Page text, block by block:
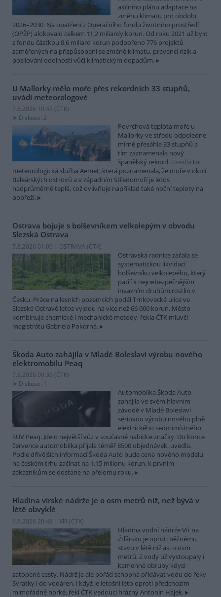
akčního plánu adaptace na
změnu klimatu pro období
2026–2030. Na opatření z Operačního fondu životního prostředí
(OPŽP) alokovalo celkem 11,2 miliardy korun. Od roku 2021 už bylo
z fondu částkou 8,6 miliard korun podpořeno 776 projektů
zaměřených na přizpůsobení se změně klimatu, prevenci rizik a
posilování odolnosti vůči klimatickým dopadům.
U Mallorky mělo moře přes rekordních 33 stupňů,
uvádí meteorologové
7.8.2026 10:45 (ČTK)
Diskuse: 2
Povrchová teplota moře u
Mallorky ve středu odpoledne
mírně přesáhla 33 stupňů a
tím zaznamenala nový
španělský rekord. Uvedla to
meteorologická služba Aemet, která poznamenala, že moře v okolí
Baleárských ostrovů a v západním Středomoří je letos
nadprůměrně teplé, což ovlivňuje například také noční teploty na
pobřeží.
Ostrava bojuje s bolševníkem velkolepým v obvodu
Slezská Ostrava
7.8.2026 01:09 | OSTRAVA (ČTK)
Ostravská radnice začala se
systematickou likvidací
bolševníku velkolepého, který
patří k nejnebezpečnějším
invazním druhům rostlin v
Česku. Práce na lesních pozemcích podél Trnkovecké ulice ve
Slezské Ostravě letos vyjdou na více než 66 000 korun. Město
kombinuje chemické i mechanické metody, řekla ČTK mluvčí
magistrátu Gabriela Pokorná.
Škoda Auto zahájila v Mladé Boleslavi výrobu nového
elektromobilu Peaq
7.8.2026 00:36 (ČTK)
Diskuse: 1
Automobilka Škoda Auto
zahájila ve svém hlavním
závodě v Mladé Boleslavi
sériovou výrobu nového plně
elektrického sedmimístného
SUV Peaq. Jde o největší vůz v současné nabídce značky. Do konce
července automobilka přijala téměř 8500 objednávek, uvedla.
Podle dřívějších informací Škoda Auto bude cena nového modelu
na českém trhu začínat na 1,15 milionu korun, k prvním
zákazníkům se dostane na přelomu roku.
Hladina vírské nádrže je o osm metrů níž, než bývá v
létě obvyklé
6.8.2026 20:48 | VÍR (ČTK)
Hladina vodní nádrže Vír na
Žďársku je oproti běžnému
stavu v létě níž asi o osm
metrů. Z vody už vystoupaly i
kamenné obruby kdysi
zatopené cesty. Nádrž je ale pořád schopná přidávat vodu do řeky
Svratky i do vodáren, i když je letošní léto oproti předchozím
mimořádně horké, řekl ČTK vedoucí hrázný Antonín Hájek.